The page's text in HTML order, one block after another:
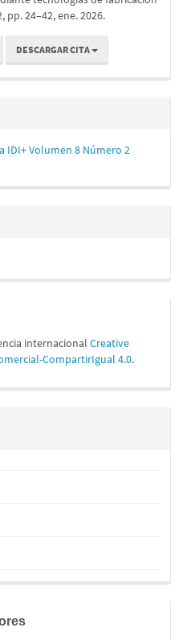
pp. 24–42, ene. 2026.
DESCARGAR CITA
IDI+ Volumen 8 Número 2
internacional Creative
CompartirIgual 4.0.